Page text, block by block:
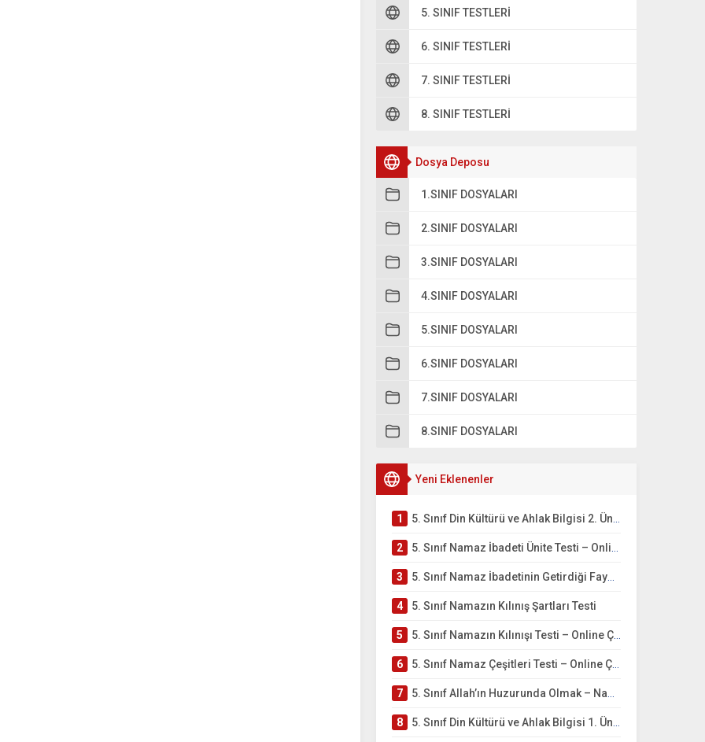
5. SINIF TESTLERI
6. SINIF TESTLERI
7. SINIF TESTLERI
8. SINIF TESTLERI
Dosya Deposu
1.SINIF DOSYALARI
2.SINIF DOSYALARI
3.SINIF DOSYALARI
4.SINIF DOSYALARI
5.SINIF DOSYALARI
6.SINIF DOSYALARI
7.SINIF DOSYALARI
8.SINIF DOSYALARI
Yeni Eklenenler
1 5. Sınıf Din Kültürü ve Ahlak Bilgisi 2. Ünite: Namaz İbadeti Çalışmaları
2 5. Sınıf Namaz İbadeti Ünite Testi – Online Çöz
3 5. Sınıf Namaz İbadetinin Getirdiği Faydalar Testi
4 5. Sınıf Namazın Kılınış Şartları Testi
5 5. Sınıf Namazın Kılınışı Testi – Online Çöz
6 5. Sınıf Namaz Çeşitleri Testi – Online Çöz
7 5. Sınıf Allah’ın Huzurunda Olmak – Namaz İbadeti Testi
8 5. Sınıf Din Kültürü ve Ahlak Bilgisi 1. Ünite: Allah İnancı Çalışmaları